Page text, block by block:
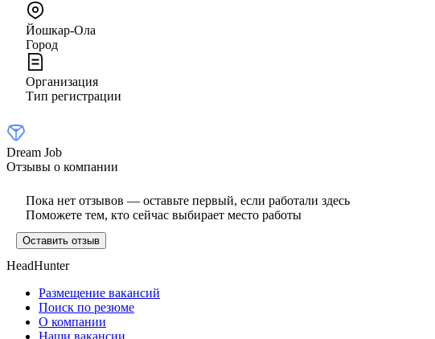
Йошкар-Ола
Город
Организация
Тип регистрации
Dream Job
Отзывы о компании
Пока нет отзывов — оставьте первый, если работали здесь
Поможете тем, кто сейчас выбирает место работы
Оставить отзыв
HeadHunter
Размещение вакансий
Поиск по резюме
О компании
Наши вакансии